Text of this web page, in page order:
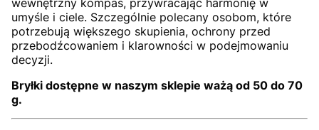
wewnętrzny kompas, przywracając harmonię w
umyśle i ciele. Szczególnie polecany osobom, które
potrzebują większego skupienia, ochrony przed
przebodźcowaniem i klarowności w podejmowaniu
decyzji.
Bryłki dostępne w naszym sklepie ważą od 50 do 70
g.